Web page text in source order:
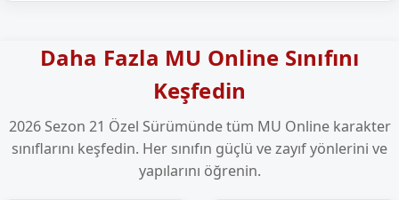
Daha Fazla MU Online Sınıfını
Keşfedin
2026 Sezon 21 Özel Sürümünde tüm MU Online karakter
sınıflarını keşfedin. Her sınıfın güçlü ve zayıf yönlerini ve
yapılarını öğrenin.